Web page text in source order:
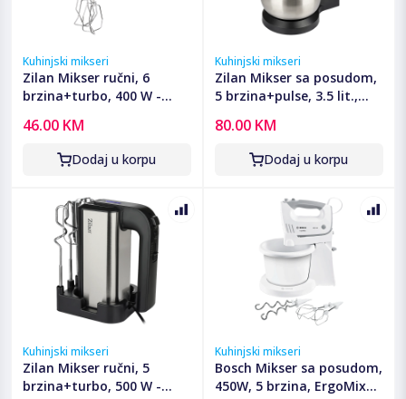
Kuhinjski mikseri
Zilan Mikser ručni, 6
brzina+turbo, 400 W -
46.00 KM
Dodaj u korpu
Kuhinjski mikseri
Zilan Mikser sa posudom,
5 brzina+pulse, 3.5 lit.,
80.00 KM
Dodaj u korpu
Kuhinjski mikseri
Zilan Mikser ručni, 5
brzina+turbo, 500 W -
Kuhinjski mikseri
Bosch Mikser sa posudom,
450W, 5 brzina, ErgoMixx -